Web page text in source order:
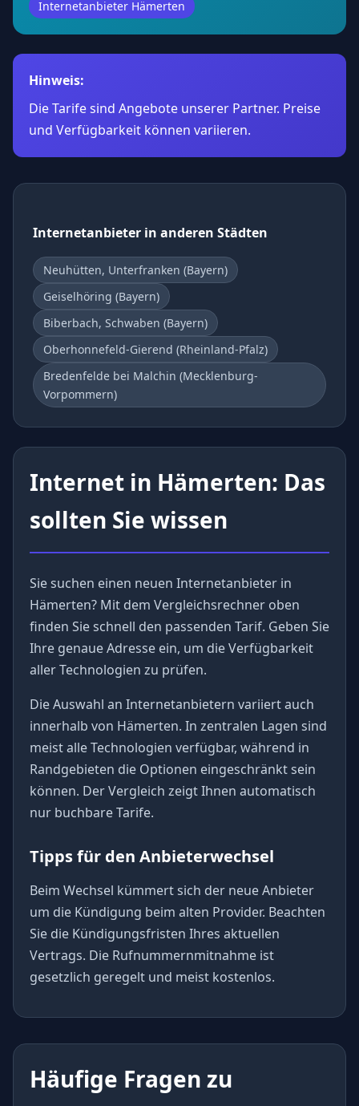
Internetanbieter Hämerten
Hinweis:
Die Tarife sind Angebote unserer Partner. Preise
und Verfügbarkeit können variieren.
Internetanbieter in anderen Städten
Neuhütten, Unterfranken (Bayern)
Geiselhöring (Bayern)
Biberbach, Schwaben (Bayern)
Oberhonnefeld-Gierend (Rheinland-Pfalz)
Bredenfelde bei Malchin (Mecklenburg-
Vorpommern)
Internet in Hämerten: Das
sollten Sie wissen
Sie suchen einen neuen Internetanbieter in
Hämerten? Mit dem Vergleichsrechner oben
finden Sie schnell den passenden Tarif. Geben Sie
Ihre genaue Adresse ein, um die Verfügbarkeit
aller Technologien zu prüfen.
Die Auswahl an Internetanbietern variiert auch
innerhalb von Hämerten. In zentralen Lagen sind
meist alle Technologien verfügbar, während in
Randgebieten die Optionen eingeschränkt sein
können. Der Vergleich zeigt Ihnen automatisch
nur buchbare Tarife.
Tipps für den Anbieterwechsel
Beim Wechsel kümmert sich der neue Anbieter
um die Kündigung beim alten Provider. Beachten
Sie die Kündigungsfristen Ihres aktuellen
Vertrags. Die Rufnummernmitnahme ist
gesetzlich geregelt und meist kostenlos.
Häufige Fragen zu